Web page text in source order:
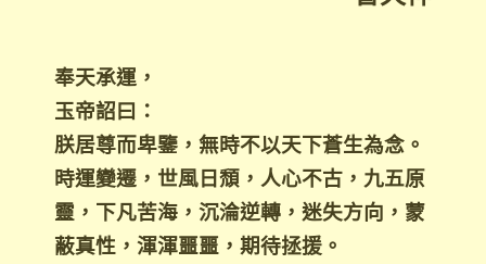
奉天承運，
玉帝詔曰：
朕居尊而卑鑒，無時不以天下蒼生為念。
時運變遷，世風日頹，人心不古，九五原
靈，下凡苦海，沉淪逆轉，迷失方向，蒙
蔽真性，渾渾噩噩，期待拯援。